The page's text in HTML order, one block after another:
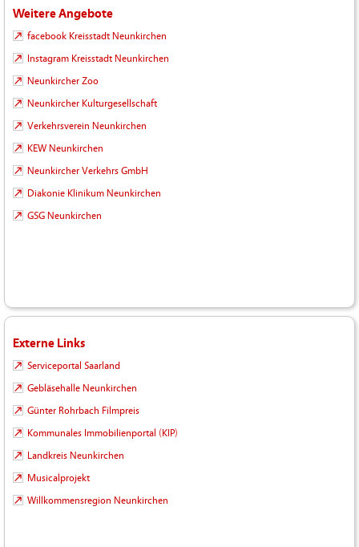
Weitere Angebote
facebook Kreisstadt Neunkirchen
Instagram Kreisstadt Neunkirchen
Neunkircher Zoo
Neunkircher Kulturgesellschaft
Verkehrsverein Neunkirchen
KEW Neunkirchen
Neunkircher Verkehrs GmbH
Diakonie Klinikum Neunkirchen
GSG Neunkirchen
Externe Links
Serviceportal Saarland
Gebläsehalle Neunkirchen
Günter Rohrbach Filmpreis
Kommunales Immobilienportal (KIP)
Landkreis Neunkirchen
Musicalprojekt
Willkommensregion Neunkirchen